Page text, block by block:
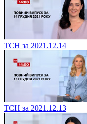
ТСН за 2021.12.14
ТСН за 2021.12.13